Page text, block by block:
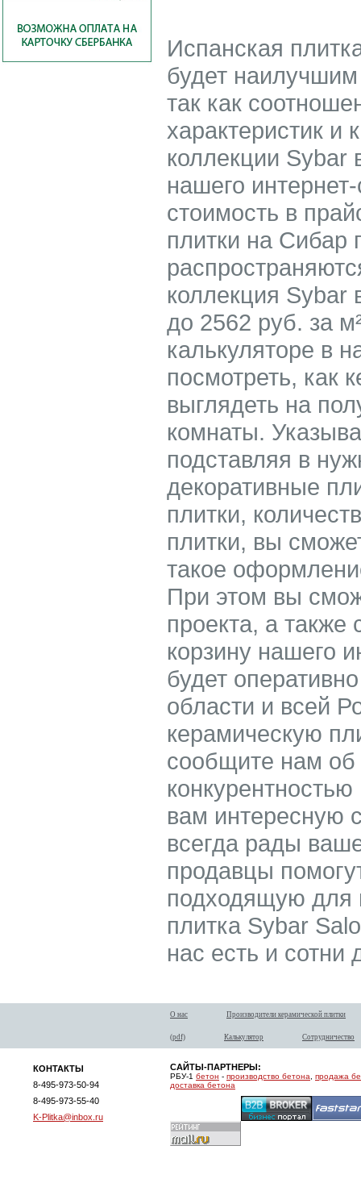
Испанская
будет
так как
характеристик и
коллекции Sybar
нашего
стоимость в
плитки на Сибар
коллекция Sybar
до 2562 руб. за
калькуляторе в
посмотреть, как
выглядеть на
комнаты.
подставляя в
декоративные
плитки,
плитки, вы
такое
При этом вы
проекта, а также
корзину нашего
будет
области и всей
керамическую
сообщите нам
вам интересную
всегда рады
продавцы
подходящую для
плитка Sybar
нас есть и сотни
О нас Производители керамической плитки
(pdf) Калькулятор Сотрудничество
КОНТАКТЫ
8-495-973-50-94
8-495-973-55-40
K-Plitka@inbox.ru
САЙТЫ-ПАРТНЕРЫ:
РБУ-1 бетон - производство бетона
продажа
доставка бетона